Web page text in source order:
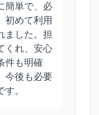
簡単で、必
初めて利用
ました。担
くれ、安心
件も明確
今後も必要
。